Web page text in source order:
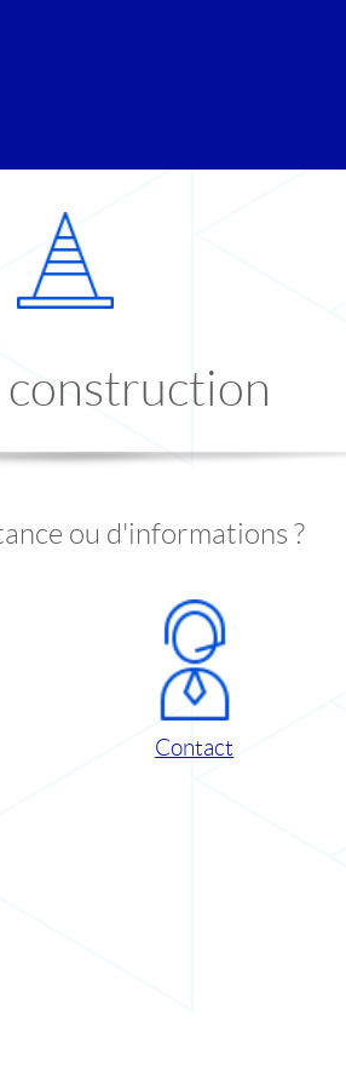
construction
ou d'informations ?
Contact